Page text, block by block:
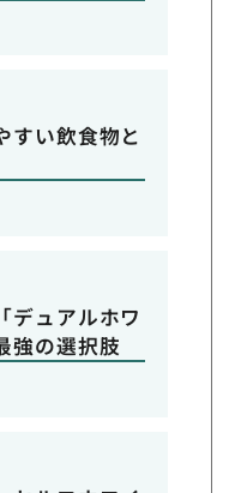
すい飲食物と
デュアルホワ
強の選択肢